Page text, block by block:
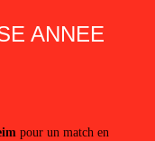
ANNEE
pour un match en